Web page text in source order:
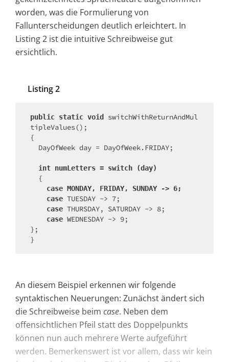
worden, was die Formulierung von
Fallunterscheidungen deutlich erleichtert. In
Listing 2 ist die intuitive Schreibweise gut
ersichtlich.
Listing 2
public static void
switchWithReturnAndMul
tipleValues();
{
int numLetters = switch (day)
case MONDAY, FRIDAY, SUNDAY -> 6;
case TUESDAY -> 7;
case THURSDAY, SATURDAY -> 8;
case WEDNESDAY -> 9;
};
}
An diesem Beispiel erkennen wir folgende
syntaktischen Neuerungen: Zunächst ändert sich
die Schreibweise beim case. Neben dem
offensichtlichen Pfeil statt des Doppelpunkts
können nun auch mehrere Werte aufgeführt
werden. Bemerkenswert ist vor allem, dass wir kein